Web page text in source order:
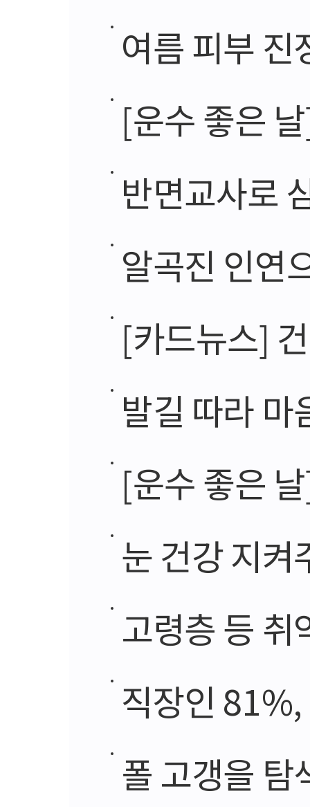
여름 피부 진
[운수 좋은
반면교사로
알곡진 인연
[카드뉴스] 건
발길 따라 마
[운수 좋은
눈 건강 지
고령층 등
직장인
폴 고갱을